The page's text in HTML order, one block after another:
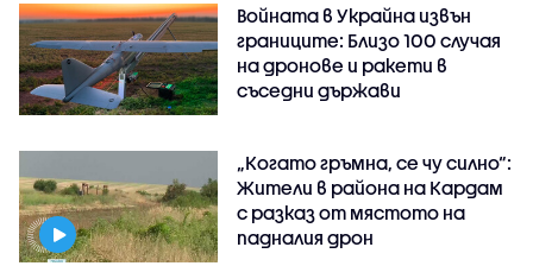
Войната в Украйна извън
границите: Близо 100 случая
на дронове и ракети в
съседни държави
„Когато гръмна, се чу силно“:
Жители в района на Кардам
с разказ от мястото на
падналия дрон